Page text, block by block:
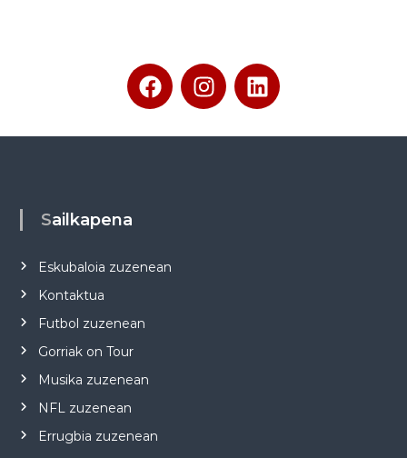
Sailkapena
Eskubaloia zuzenean
Kontaktua
Futbol zuzenean
Gorriak on Tour
Musika zuzenean
NFL zuzenean
Errugbia zuzenean